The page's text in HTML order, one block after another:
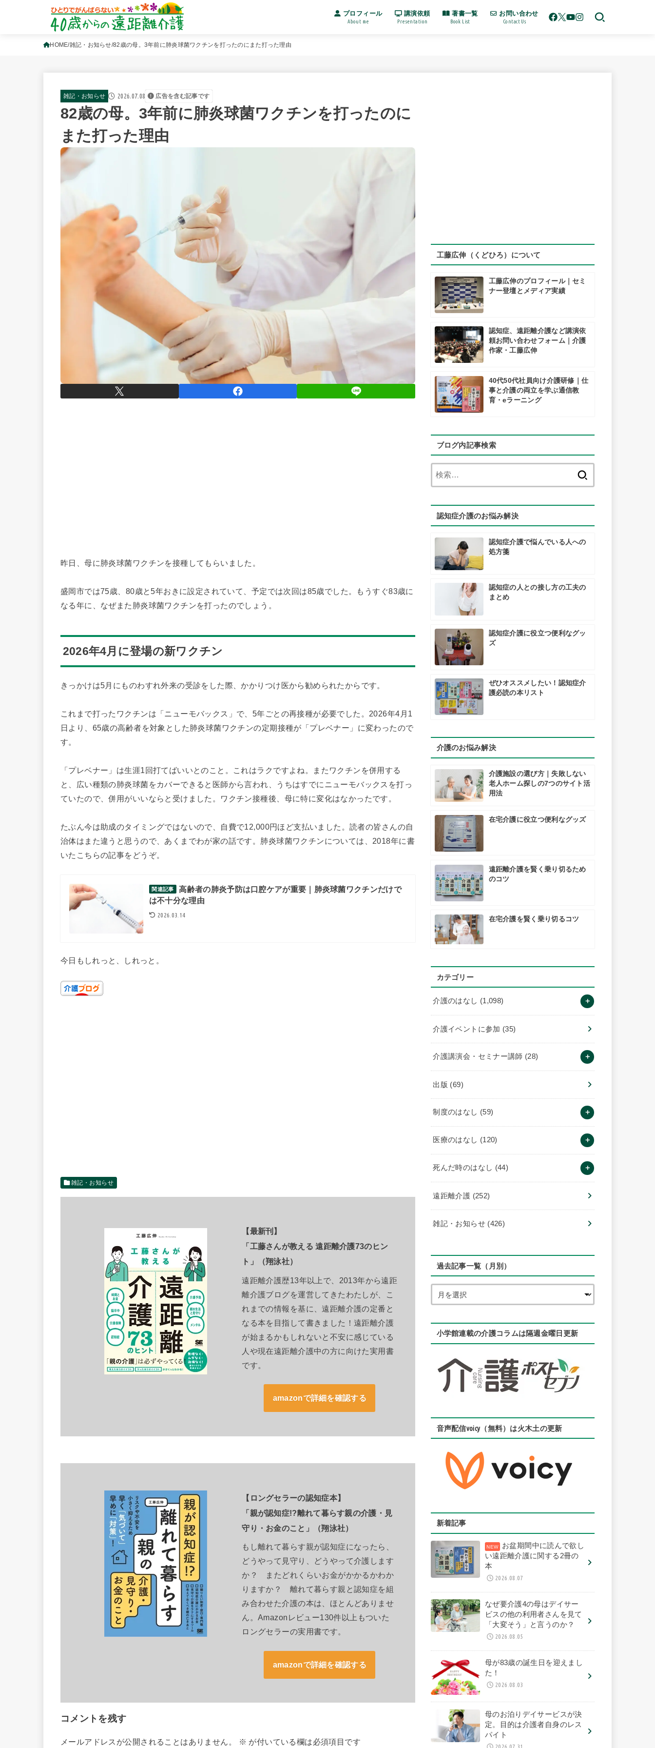
プロフィール
About me
講演依頼
Presentation
著書一覧
Book List
お問い合わせ
Contact Us
HOME 雑記・お知らせ 82歳の母。3年前に肺炎球菌ワクチンを打ったのにまた打った理由
雑記・お知らせ 2026.07.08 広告を含む記事です
82歳の母。3年前に肺炎球菌ワクチンを打ったのに
また打った理由
昨日、母に肺炎球菌ワクチンを接種してもらいました。
盛岡市では75歳、80歳と5年おきに設定されていて、予定では次回は85歳でした。もうすぐ83歳に
なる年に、なぜまた肺炎球菌ワクチンを打ったのでしょう。
2026年4月に登場の新ワクチン
きっかけは5月にものわすれ外来の受診をした際、かかりつけ医から勧められたからです。
これまで打ったワクチンは「ニューモバックス」で、5年ごとの再接種が必要でした。2026年4月1
日より、65歳の高齢者を対象とした肺炎球菌ワクチンの定期接種が「プレベナー」に変わったので
す。
「プレベナー」は生涯1回打てばいいとのこと。これはラクですよね。またワクチンを併用する
と、広い種類の肺炎球菌をカバーできると医師から言われ、うちはすでにニューモバックスを打っ
ていたので、併用がいいならと受けました。ワクチン接種後、母に特に変化はなかったです。
たぶん今は助成のタイミングではないので、自費で12,000円ほど支払いました。読者の皆さんの自
治体はまた違うと思うので、あくまでわが家の話です。肺炎球菌ワクチンについては、2018年に書
いたこちらの記事をどうぞ。
関連記事
高齢者の肺炎予防は口腔ケアが重要｜肺炎球菌ワクチンだけで
は不十分な理由
2026.03.14
今日もしれっと、しれっと。
雑記・お知らせ
【最新刊】
「工藤さんが教える 遠距離介護73のヒン
ト」（翔泳社）
遠距離介護歴13年以上で、2013年から遠距
離介護ブログを運営してきたわたしが、こ
れまでの情報を基に、遠距離介護の定番と
なる本を目指して書きました！遠距離介護
が始まるかもしれないと不安に感じている
人や現在遠距離介護中の方に向けた実用書
です。
amazonで詳細を確認する
【ロングセラーの認知症本】
「親が認知症!?離れて暮らす親の介護・見
守り・お金のこと」（翔泳社）
もし離れて暮らす親が認知症になったら、
どうやって見守り、どうやって介護します
か？ またどれくらいお金がかかるかわか
りますか？ 離れて暮らす親と認知症を組
み合わせた介護の本は、ほとんどありませ
ん。Amazonレビュー130件以上もついた
ロングセラーの実用書です。
amazonで詳細を確認する
コメントを残す
メールアドレスが公開されることはありません。 ※ が付いている欄は必須項目です
工藤広伸（くどひろ）について
工藤広伸のプロフィール｜セミ
ナー登壇とメディア実績
認知症、遠距離介護など講演依
頼お問い合わせフォーム｜介護
作家・工藤広伸
40代50代社員向け介護研修｜仕
事と介護の両立を学ぶ通信教
育・eラーニング
ブログ内記事検索
認知症介護のお悩み解決
認知症介護で悩んでいる人への
処方箋
認知症の人との接し方の工夫の
まとめ
認知症介護に役立つ便利なグッ
ズ
ぜひオススメしたい！認知症介
護必読の本リスト
介護のお悩み解決
介護施設の選び方｜失敗しない
老人ホーム探しの7つのサイト活
用法
在宅介護に役立つ便利なグッズ
遠距離介護を賢く乗り切るため
のコツ
在宅介護を賢く乗り切るコツ
カテゴリー
介護のはなし (1,098)
介護イベントに参加 (35)
介護講演会・セミナー講師 (28)
出版 (69)
制度のはなし (59)
医療のはなし (120)
死んだ時のはなし (44)
遠距離介護 (252)
雑記・お知らせ (426)
過去記事一覧（月別）
小学館連載の介護コラムは隔週金曜日更新
音声配信voicy（無料）は火木土の更新
新着記事
お盆期間中に読んで欲し
い遠距離介護に関する2冊の
本
2026.08.07
なぜ要介護4の母はデイサー
ビスの他の利用者さんを見て
「大変そう」と言うのか？
2026.08.05
母が83歳の誕生日を迎えまし
た！
2026.08.03
母のお泊りデイサービスが決
定。目的は介護者自身のレス
パイト
2026.07.31